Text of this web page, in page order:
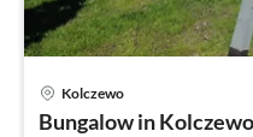
Kolczewo
Bungalow in